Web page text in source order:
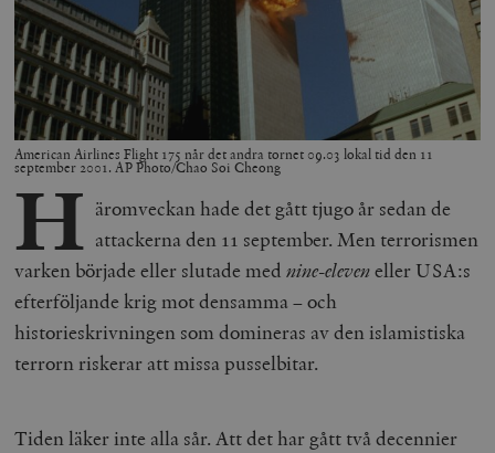
American Airlines Flight 175 når det andra tornet 09.03 lokal tid den 11
september 2001. AP Photo/Chao Soi Cheong
H äromveckan hade det gått tjugo år sedan de
attackerna den 11 september. Men terrorismen
varken började eller slutade mednine-eleveneller USA:s
efterföljande krig mot densamma – och
historieskrivningen som domineras av den islamistiska
terrorn riskerar att missa pusselbitar.
Tiden läker inte alla sår. Att det har gått två decennier